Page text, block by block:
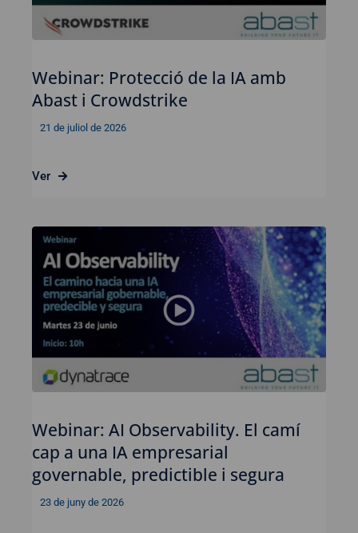
Webinar: Protecció de la IA amb
Abast i Crowdstrike
21 de juliol de 2026
Ver
Webinar: AI Observability. El camí
cap a una IA empresarial
governable, predictible i segura
23 de juny de 2026